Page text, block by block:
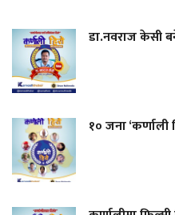
डा.नवराज केसी
१० जना ‘कर्णाली